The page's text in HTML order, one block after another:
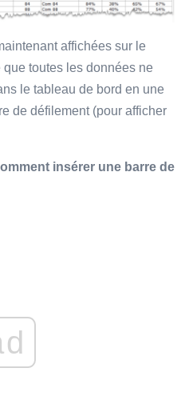
affichées sur le
toutes les données ne
le tableau de bord en une
de défilement (pour afficher
insérer une barre de